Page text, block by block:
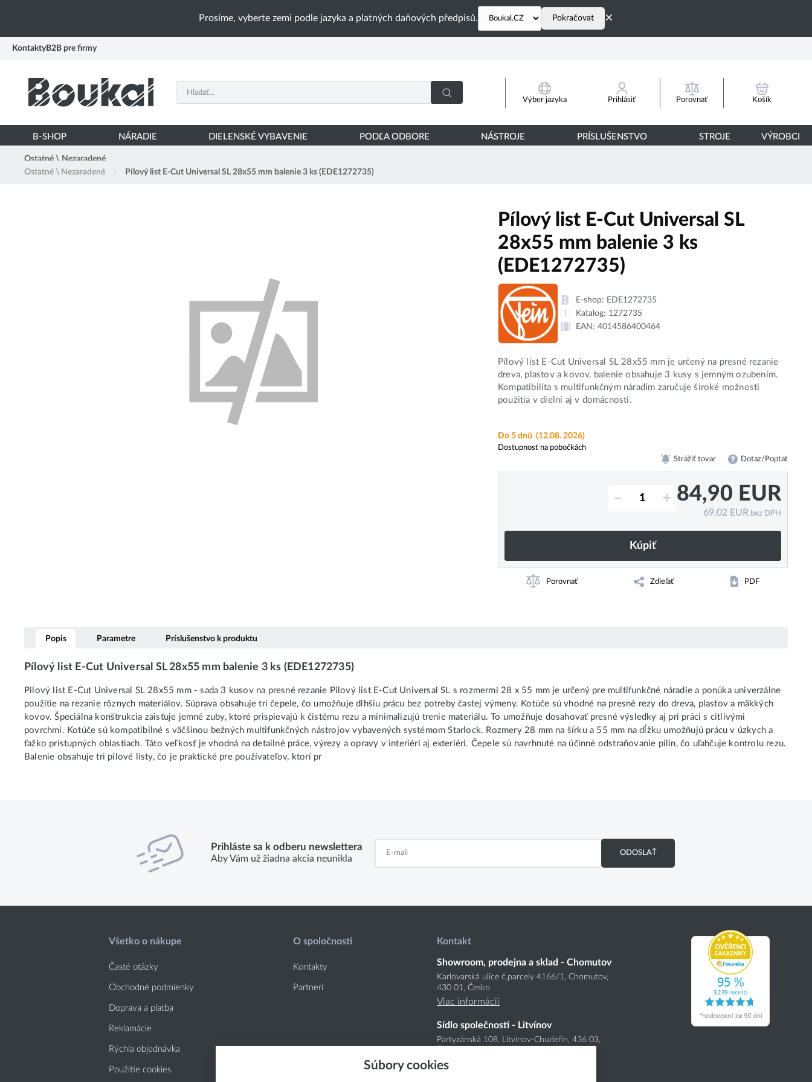
Prosíme, vyberte zemi podle jazyka a platných daňových předpisů. Pokračovat ×
Kontakty B2B pre firmy
Výber jazyka Prihlásiť Porovnať Košík
B-SHOP NÁRADIE DIELENSKÉ VYBAVENIE PODĽA ODBORE NÁSTROJE PRÍSLUŠENSTVO STROJE VÝROBCI
Ostatné \ Nezaradené
Ostatné \ Nezaradené
Pílový list E-Cut Universal SL 28x55 mm balenie 3 ks (EDE1272735)
Pílový list E-Cut Universal SL
28x55 mm balenie 3 ks
(EDE1272735)
E-shop: EDE1272735
Katalog: 1272735
EAN: 4014586400464
Pílový list E-Cut Universal SL 28x55 mm je určený na presné rezanie
dreva, plastov a kovov, balenie obsahuje 3 kusy s jemným ozubením.
Kompatibilita s multifunkčným náradím zaručuje široké možnosti
použitia v dielni aj v domácnosti.
Do 5 dnů (12.08. 2026)
Dostupnosť na pobočkách
Strážiť tovar Dotaz/Poptat
– + 84,90 EUR
69,02 EUR bez DPH
Kúpiť
Porovnať Zdieľať PDF
Popis Parametre Príslušenstvo k produktu
Pílový list E-Cut Universal SL 28x55 mm balenie 3 ks (EDE1272735)
Pilový list E-Cut Universal SL 28x55 mm - sada 3 kusov na presné rezanie Pilový list E-Cut Universal SL s rozmermi 28 x 55 mm je určený pre multifunkčné náradie a ponúka univerzálne
použitie na rezanie rôznych materiálov. Súprava obsahuje tri čepele, čo umožňuje dlhšiu prácu bez potreby častej výmeny. Kotúče sú vhodné na presné rezy do dreva, plastov a mäkkých
kovov. Špeciálna konštrukcia zaisťuje jemné zuby, ktoré prispievajú k čistému rezu a minimalizujú trenie materiálu. To umožňuje dosahovať presné výsledky aj pri práci s citlivými
povrchmi. Kotúče sú kompatibilné s väčšinou bežných multifunkčných nástrojov vybavených systémom Starlock. Rozmery 28 mm na šírku a 55 mm na dĺžku umožňujú prácu v úzkych a
ťažko prístupných oblastiach. Táto veľkosť je vhodná na detailné práce, výrezy a opravy v interiéri aj exteriéri. Čepele sú navrhnuté na účinné odstraňovanie pilín, čo uľahčuje kontrolu rezu.
Balenie obsahuje tri pílové listy, čo je praktické pre používateľov, ktorí pr
Prihláste sa k odberu newslettera
Aby Vám už žiadna akcia neunikla
ODOSLAŤ
Všetko o nákupe
Časté otázky
Obchodné podmienky
Doprava a platba
Reklamácie
Rýchla objednávka
Použitie cookies
O spoločnosti
Kontakty
Partneri
Kontakt
Showroom, prodejna a sklad - Chomutov
Karlovarská ulice č.parcely 4166/1, Chomutov,
430 01, Česko
Viac informácií
Sídlo společnosti - Litvínov
Partyzánská 108, Litvínov-Chudeřín, 436 03,
Viac informácií
Súbory cookies